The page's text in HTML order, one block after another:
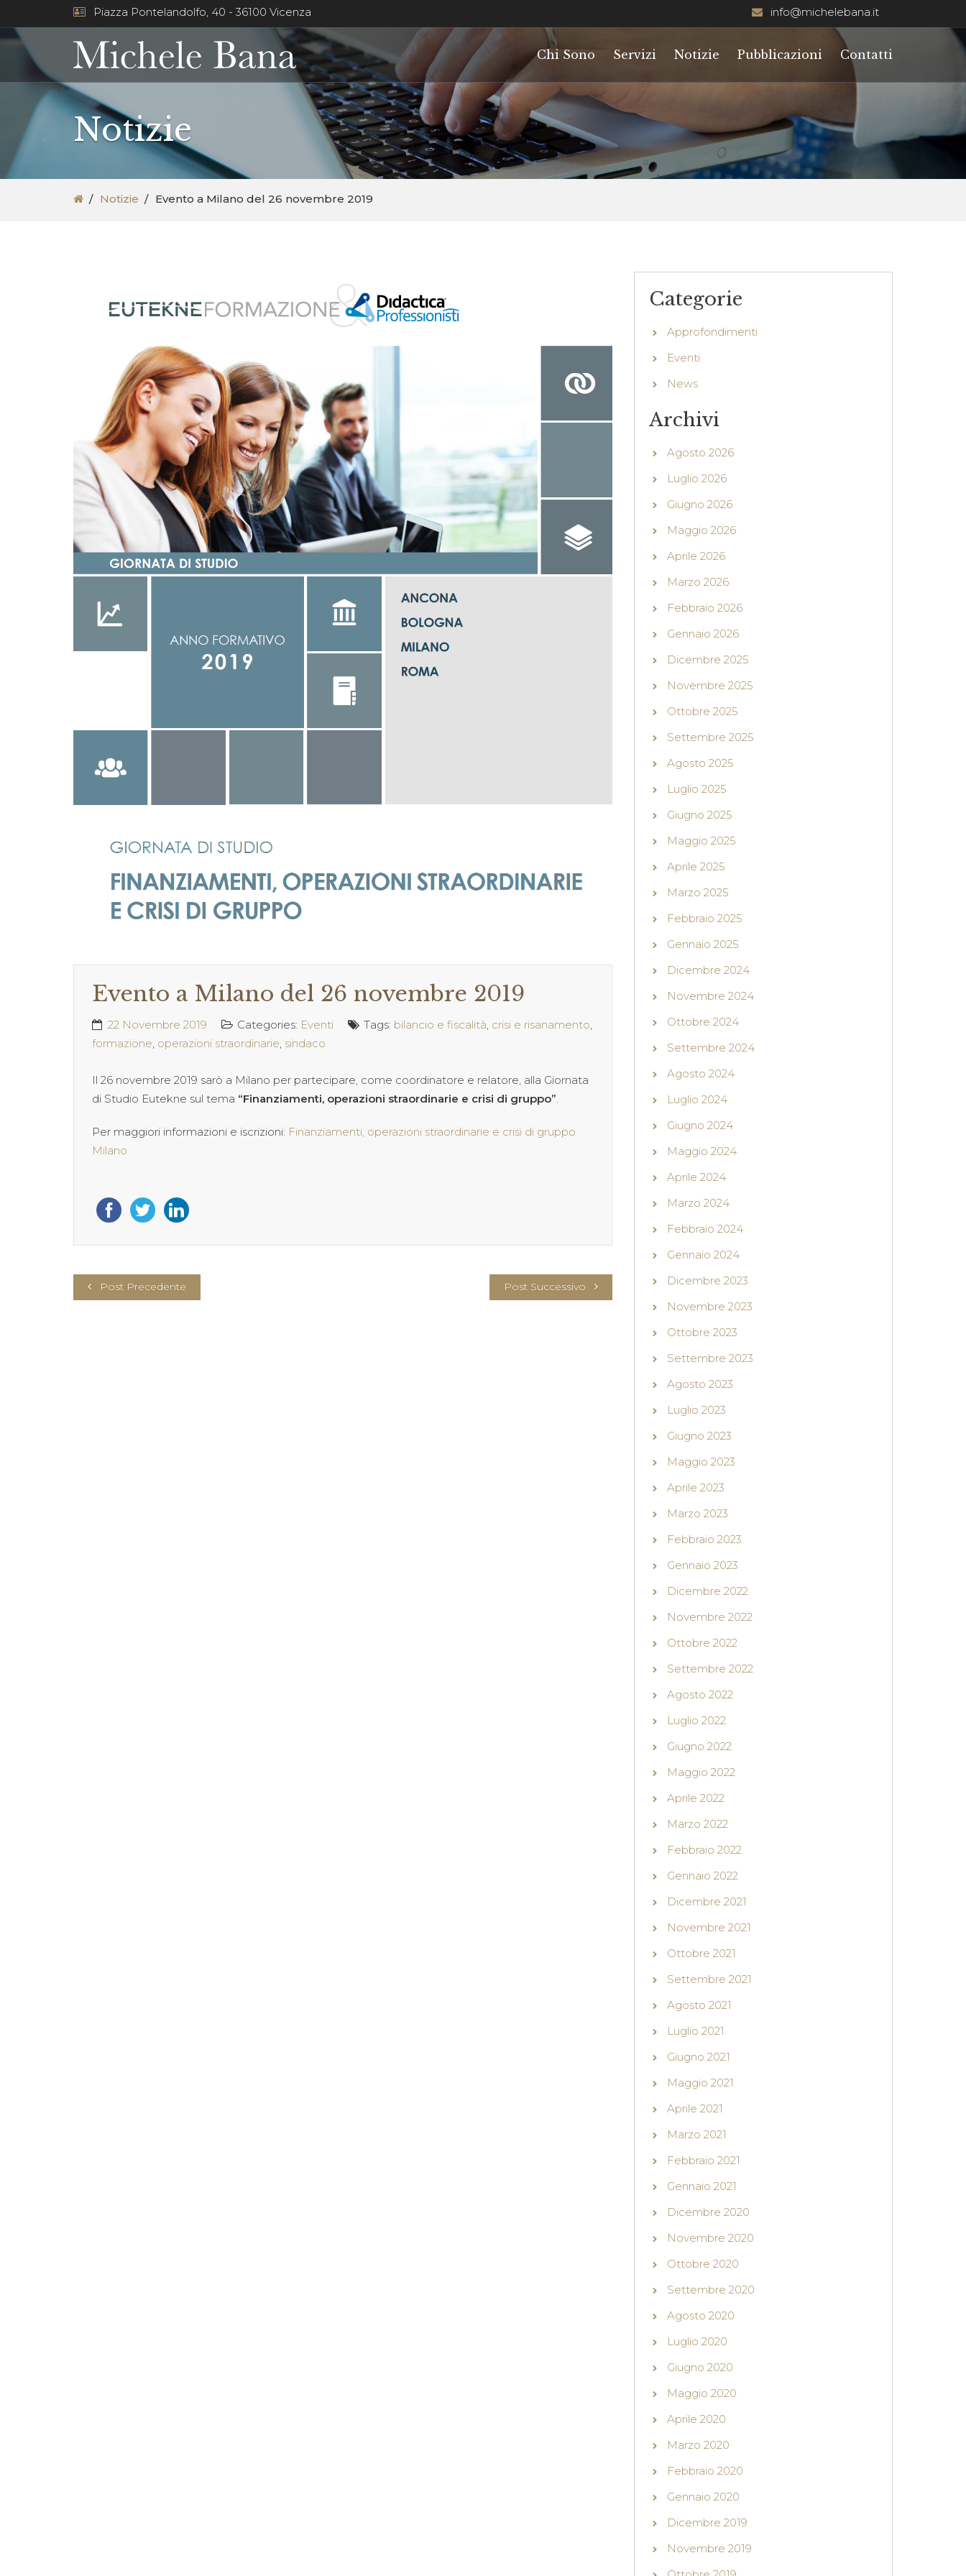
Piazza Pontelandolfo, 40 - 36100 Vicenza info@michelebana.it
Chi Sono Servizi Notizie Pubblicazioni Contatti
Notizie
Notizie Evento a Milano del 26 novembre 2019
Evento a Milano del 26 novembre 2019
22 Novembre 2019 Categories: Eventi Tags: bilancio e fiscalità, crisi e risanamento,
formazione, operazioni straordinarie, sindaco
Il 26 novembre 2019 sarò a Milano per partecipare, come coordinatore e relatore, alla Giornata
di Studio Eutekne sul tema “Finanziamenti, operazioni straordinarie e crisi di gruppo”.
Per maggiori informazioni e iscrizioni: Finanziamenti, operazioni straordinarie e crisi di gruppo
Milano
Post Precedente Post Successivo
Categorie
Approfondimenti
Eventi
News
Archivi
Agosto 2026
Luglio 2026
Giugno 2026
Maggio 2026
Aprile 2026
Marzo 2026
Febbraio 2026
Gennaio 2026
Dicembre 2025
Novembre 2025
Ottobre 2025
Settembre 2025
Agosto 2025
Luglio 2025
Giugno 2025
Maggio 2025
Aprile 2025
Marzo 2025
Febbraio 2025
Gennaio 2025
Dicembre 2024
Novembre 2024
Ottobre 2024
Settembre 2024
Agosto 2024
Luglio 2024
Giugno 2024
Maggio 2024
Aprile 2024
Marzo 2024
Febbraio 2024
Gennaio 2024
Dicembre 2023
Novembre 2023
Ottobre 2023
Settembre 2023
Agosto 2023
Luglio 2023
Giugno 2023
Maggio 2023
Aprile 2023
Marzo 2023
Febbraio 2023
Gennaio 2023
Dicembre 2022
Novembre 2022
Ottobre 2022
Settembre 2022
Agosto 2022
Luglio 2022
Giugno 2022
Maggio 2022
Aprile 2022
Marzo 2022
Febbraio 2022
Gennaio 2022
Dicembre 2021
Novembre 2021
Ottobre 2021
Settembre 2021
Agosto 2021
Luglio 2021
Giugno 2021
Maggio 2021
Aprile 2021
Marzo 2021
Febbraio 2021
Gennaio 2021
Dicembre 2020
Novembre 2020
Ottobre 2020
Settembre 2020
Agosto 2020
Luglio 2020
Giugno 2020
Maggio 2020
Aprile 2020
Marzo 2020
Febbraio 2020
Gennaio 2020
Dicembre 2019
Novembre 2019